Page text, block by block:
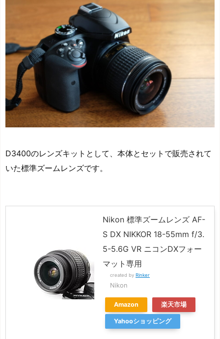
D3400のレンズキットとして、本体とセットで販売されて
いた標準ズームレンズです。
Nikon 標準ズームレンズ AF-
S DX NIKKOR 18-55mm f/3.
5-5.6G VR ニコンDXフォー
マット専用
created by Rinker
Nikon
Amazon 楽天市場
Yahooショッピング